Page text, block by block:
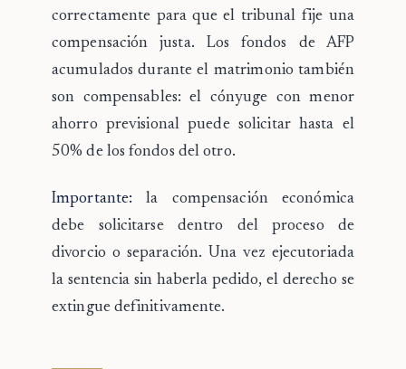
correctamente para que el tribunal fije una
compensación justa. Los fondos de AFP
acumulados durante el matrimonio también
son compensables: el cónyuge con menor
ahorro previsional puede solicitar hasta el
50% de los fondos del otro.
Importante: la compensación económica
debe solicitarse dentro del proceso de
divorcio o separación. Una vez ejecutoriada
la sentencia sin haberla pedido, el derecho se
extingue definitivamente.